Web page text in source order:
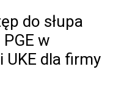
do słupa
w
UKE dla firmy